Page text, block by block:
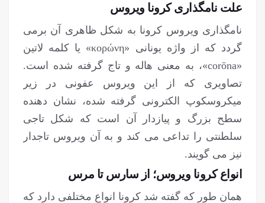
علت نامگذاری کرونا ویروس
نامگذاری ویروس کرونا به شکل ظاهری آن برمی
گردد که از واژه یونانی «κορώνη» یا کلمه لاتین
«corōna»، به معنی هاله و تاج گرفته شده است.
تصاویری که از این ویروس عفونی در زیر
میکروسکوپ الکترونی گرفته شده، نشان دهنده
سطح بزرگ و پیازدار آن است که شکل تاجی
سلطنتی را تداعی می کند و به آن ویروس تاجدار
نیز می گویند.
انواع کرونا ویروس؛ از سارس تا مرس
همان طور که گفته شد کرونا انواع مختلفی دارد که